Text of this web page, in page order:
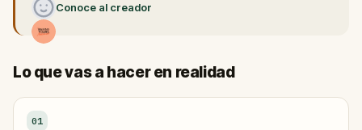
Conoce al creador
Lo que vas a hacer en realidad
01